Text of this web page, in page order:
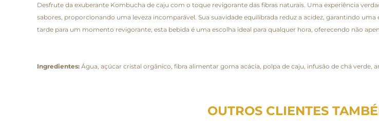
Desfrute da exuberante Kombucha de caju com o toque revigorante das fibras naturais. Uma experiência
sabores, proporcionando uma leveza incomparável. Sua suavidade equilibrada reduz a acidez, garantindo
tarde para um momento revigorante, esta bebida é uma escolha ideal para qualquer hora, oferecendo não
Ingredientes: Água, açúcar cristal orgânico, fibra alimentar goma acácia, polpa de caju, infusão de chá verde,
OUTROS CLIENTES